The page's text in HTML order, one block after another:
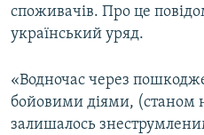
споживачів. Про це
український уряд.
«Водночас через
бойовими діями, (станом
залишалось